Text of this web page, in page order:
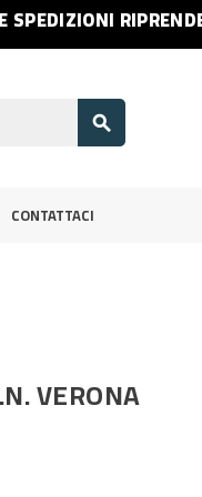
SPEDIZIONI

CONTATTACI
VERONA